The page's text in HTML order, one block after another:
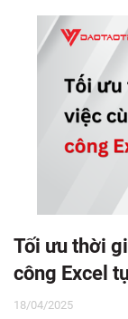
Tối ưu thời
công Excel
18/04/2025